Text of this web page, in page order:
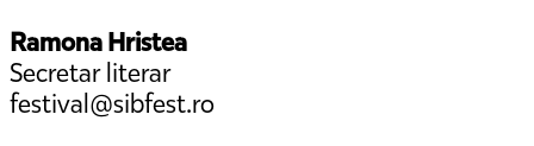
Ramona Hristea
Secretar literar
festival@sibfest.ro